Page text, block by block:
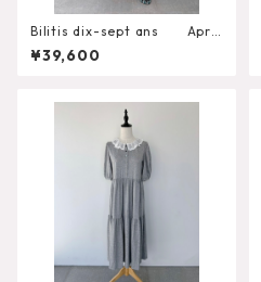
Bilitis dix-sept ans Apro
n Cami Dress
¥39,600